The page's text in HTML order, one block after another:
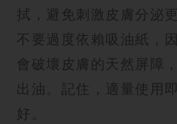
拭，避免刺激皮膚分泌
不要過度依賴吸油紙，
會破壞皮膚的天然屏障
出油。記住，適量使用
好。